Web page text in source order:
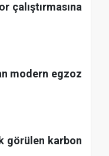
çalıştırmasına
modern egzoz
görülen karbon